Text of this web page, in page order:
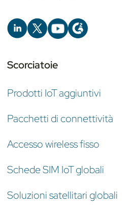
Scorciatoie
Prodotti IoT aggiuntivi
Pacchetti di connettività
Accesso wireless fisso
Schede SIM IoT globali
Soluzioni satellitari globali